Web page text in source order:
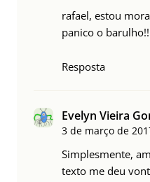
rafael, estou
panico o
Resposta
Evelyn Vieira
3 de março de
Simplesmente,
texto me deu